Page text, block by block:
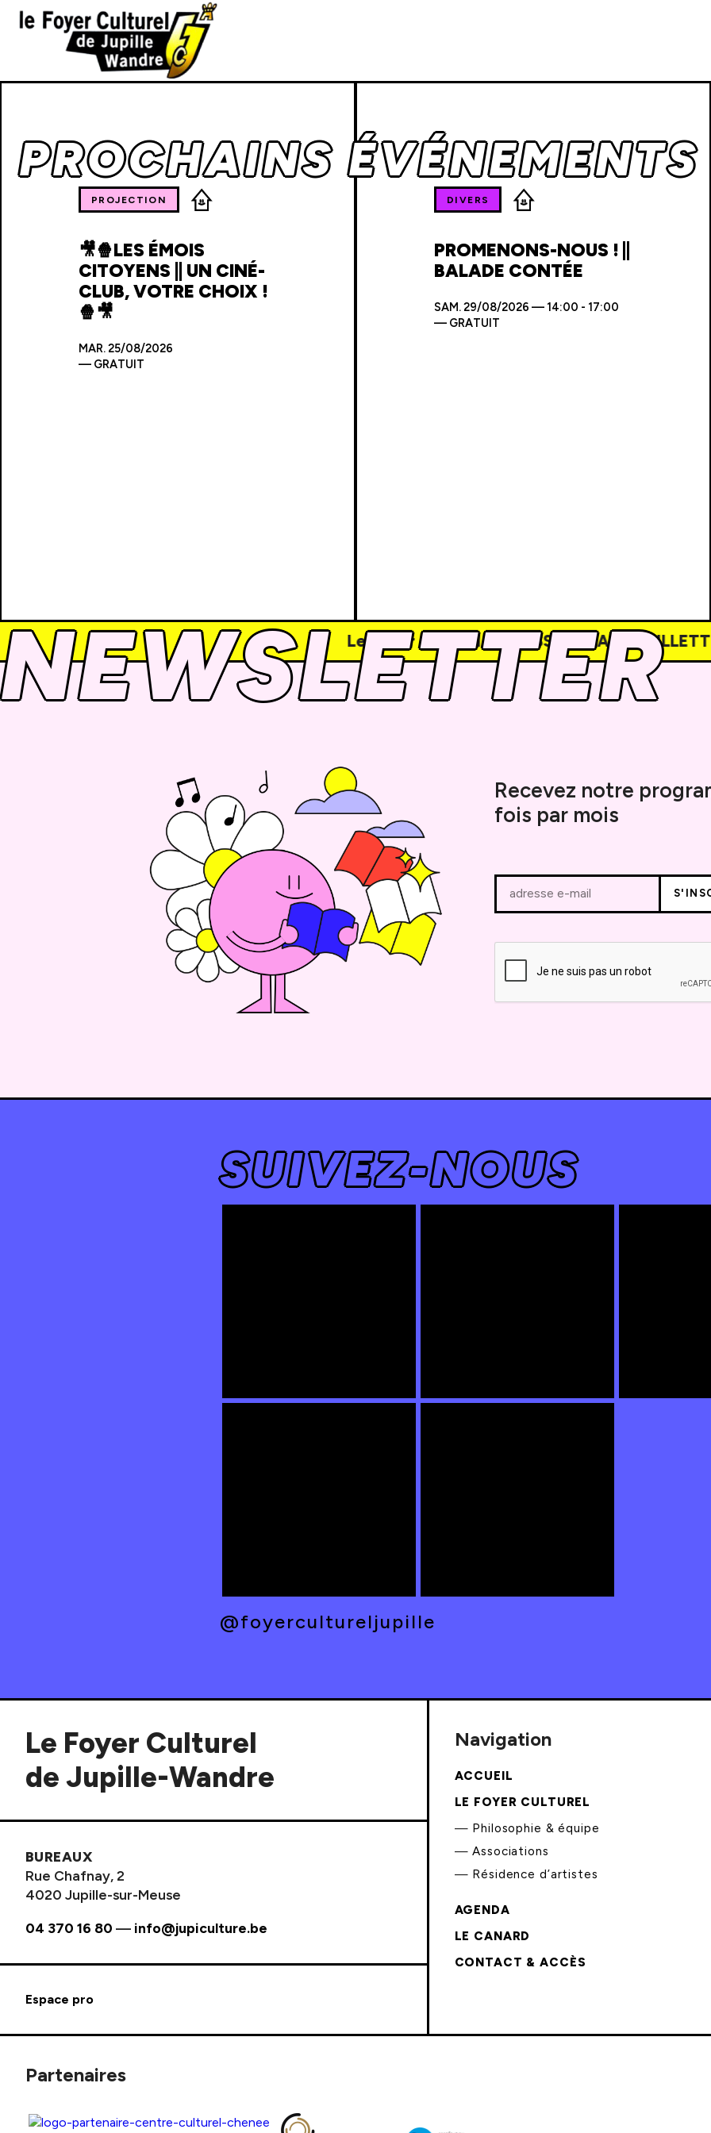
PROCHAINS ÉVÉNEMENTS
PROJECTION
🎥🍿LES ÉMOIS
CITOYENS || UN CINÉ-
CLUB, VOTRE CHOIX !
🍿🎥
MAR.25/08/2026
— GRATUIT
DIVERS
PROMENONS-NOUS ! ||
BALADE CONTÉE
SAM.29/08/2026 — 14:00 - 17:00
— GRATUIT
Le Foyer culturel NE POSSÈDE PAS DE
NEWSLETTER
Recevez notre
fois par mois
Votre
e-
adresse e-mail
SUIVEZ-NOUS
@foyercultureljupille
Le Foyer Culturel
de Jupille-Wandre
BUREAUX
Rue Chafnay, 2
4020 Jupille-sur-Meuse
04 370 16 80 — info@jupiculture.be
Espace pro
Navigation
ACCUEIL
LE FOYER CULTUREL
Philosophie & équipe
Associations
Résidence d’artistes
AGENDA
LE CANARD
CONTACT & ACCÈS
Partenaires